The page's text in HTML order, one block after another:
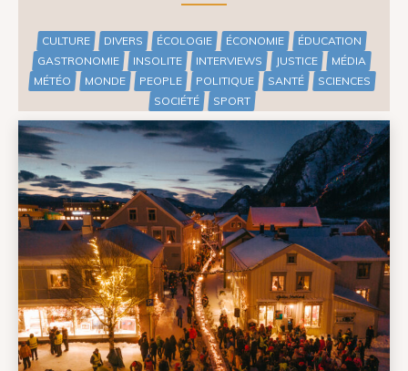
CULTURE DIVERS ÉCOLOGIE ÉCONOMIE
ÉDUCATION
GASTRONOMIE
INSOLITE INTERVIEWS JUSTICE
MÉDIA
MÉTÉO
MONDE PEOPLE POLITIQUE SANTÉ
SCIENCES
SOCIÉTÉ
SPORT